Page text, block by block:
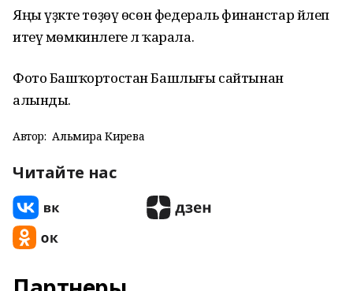
Яңы үҙәкте төҙөү өсөн федераль финанстар йәлеп
итеү мөмкинлеге лә ҡарала.
Фото Башҡортостан Башлығы сайтынан
алынды.
Автор: Альмира Кирәева
Читайте нас